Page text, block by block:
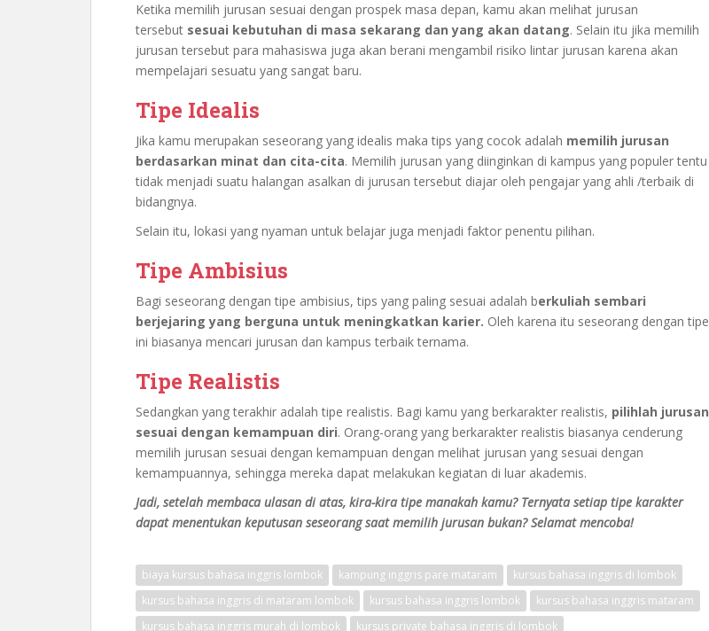
Ketika memilih jurusan sesuai dengan prospek masa depan, kamu akan melihat jurusan
tersebut sesuai kebutuhan di masa sekarang dan yang akan datang. Selain itu jika memilih
jurusan tersebut para mahasiswa juga akan berani mengambil risiko lintar jurusan karena akan
mempelajari sesuatu yang sangat baru.
Tipe Idealis
Jika kamu merupakan seseorang yang idealis maka tips yang cocok adalah memilih jurusan
berdasarkan minat dan cita-cita. Memilih jurusan yang diinginkan di kampus yang populer tentu
tidak menjadi suatu halangan asalkan di jurusan tersebut diajar oleh pengajar yang ahli /terbaik di
bidangnya.
Selain itu, lokasi yang nyaman untuk belajar juga menjadi faktor penentu pilihan.
Tipe Ambisius
Bagi seseorang dengan tipe ambisius, tips yang paling sesuai adalah berkuliah sembari
berjejaring yang berguna untuk meningkatkan karier. Oleh karena itu seseorang dengan tipe
ini biasanya mencari jurusan dan kampus terbaik ternama.
Tipe Realistis
Sedangkan yang terakhir adalah tipe realistis. Bagi kamu yang berkarakter realistis, pilihlah jurusan
sesuai dengan kemampuan diri. Orang-orang yang berkarakter realistis biasanya cenderung
memilih jurusan sesuai dengan kemampuan dengan melihat jurusan yang sesuai dengan
kemampuannya, sehingga mereka dapat melakukan kegiatan di luar akademis.
Jadi, setelah membaca ulasan di atas, kira-kira tipe manakah kamu? Ternyata setiap tipe karakter
dapat menentukan keputusan seseorang saat memilih jurusan bukan? Selamat mencoba!
biaya kursus bahasa inggris lombok kampung inggris pare mataram
kursus bahasa inggris di lombok
kursus bahasa inggris di mataram lombok
kursus bahasa inggris lombok
kursus bahasa inggris mataram
kursus bahasa inggris murah di lombok
kursus private bahasa inggris di lombok